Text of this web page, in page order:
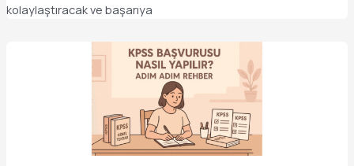
kolaylaştıracak ve başarıya